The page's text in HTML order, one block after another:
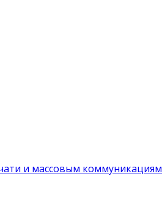
и массовым коммуникациям